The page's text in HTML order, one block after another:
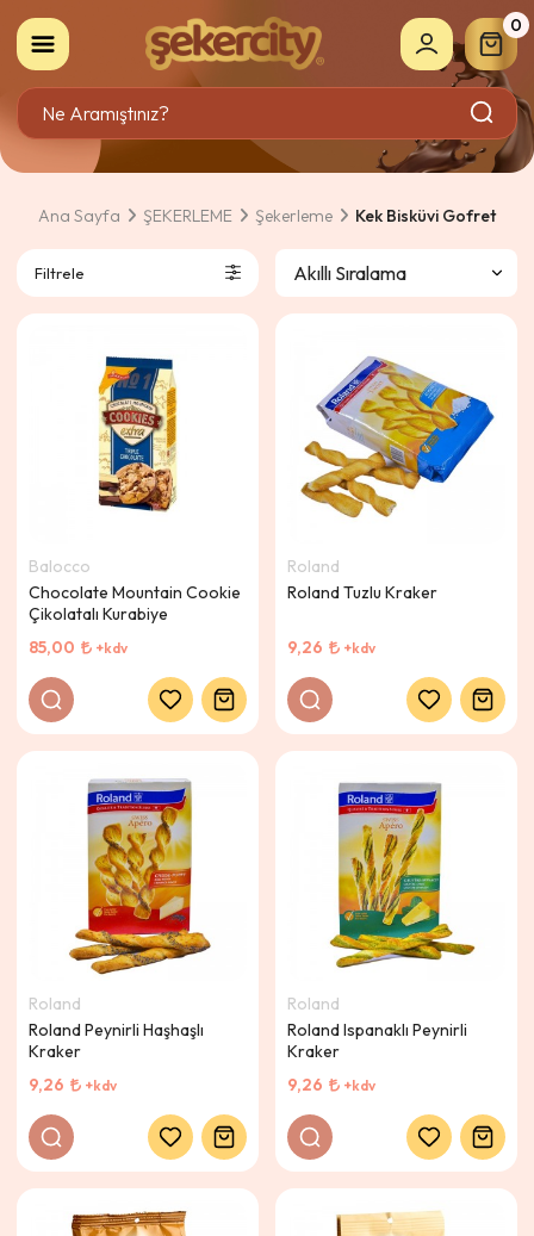
0
Ana Sayfa ŞEKERLEME Şekerleme Kek Bisküvi Gofret
Filtrele
Balocco
Chocolate Mountain Cookie
Çikolatalı Kurabiye
85,00
+kdv
Roland
Roland Tuzlu Kraker
9,26 +kdv
Roland
Roland Peynirli Haşhaşlı
Kraker
9,26
+kdv
Roland
Roland Ispanaklı Peynirli
Kraker
9,26
+kdv